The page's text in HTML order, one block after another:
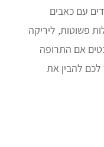
עם כאבים
פשוטות, ליריקה
אם התרופה
להבין את